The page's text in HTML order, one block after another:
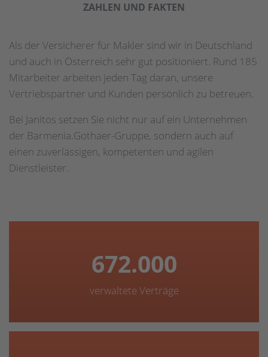
ZAHLEN UND FAKTEN
Als der Versicherer für Makler sind wir in Deutschland
und auch in Österreich sehr gut positioniert. Rund 185
Mitarbeiter arbeiten jeden Tag daran, unsere
Vertriebspartner und Kunden persönlich zu betreuen.
Bei Janitos setzen Sie nicht nur auf ein Unternehmen
der Barmenia.Gothaer-Gruppe, sondern auch auf
einen zuverlässigen, kompetenten und agilen
Dienstleister.
672.000
verwaltete Verträge